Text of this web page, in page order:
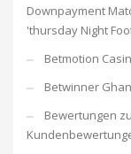
Downpayment
'thursday Night
Betmotion
Betwinner
Bewertungen